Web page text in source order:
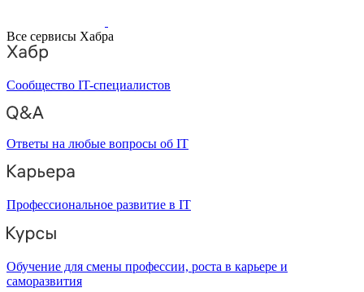
Все сервисы Хабра
Сообщество IT-специалистов
Ответы на любые вопросы об IT
Профессиональное развитие в IT
Обучение для смены профессии, роста в карьере и
саморазвития